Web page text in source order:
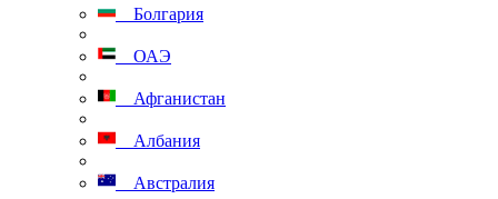
Болгария
ОАЭ
Афганистан
Албания
Австралия